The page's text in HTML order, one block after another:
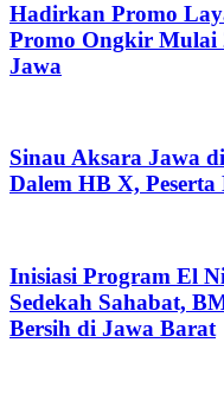
Hadirkan Promo
Promo Ongkir Mulai
Jawa
Sinau Aksara Jawa
Dalem HB X,
Inisiasi Program El
Sedekah Sahabat,
Bersih di Jawa Barat